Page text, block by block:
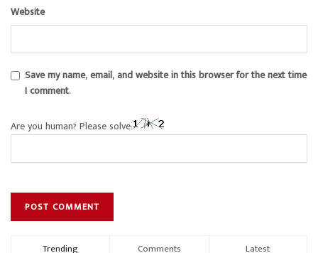
Website
Save my name, email, and website in this browser for the next time
I comment.
Are you human? Please solve:
Trending Comments Latest